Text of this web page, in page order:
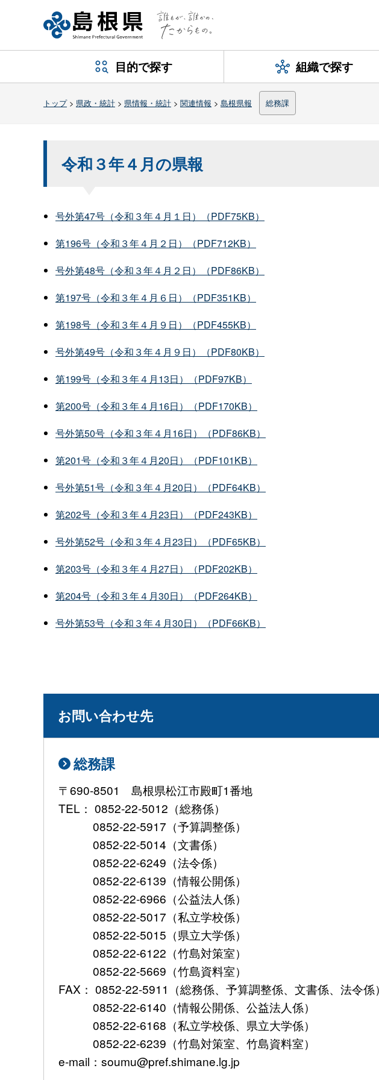
目的で探す 組織で探す
トップ> 県政・統計 > 県情報・統計 > 関連情報 > 島根県報 総務課
令和３年４月の県報
号外第47号（令和３年４月１日）（PDF75KB）
第196号（令和３年４月２日）（PDF712KB）
号外第48号（令和３年４月２日）（PDF86KB）
第197号（令和３年４月６日）（PDF351KB）
第198号（令和３年４月９日）（PDF455KB）
号外第49号（令和３年４月９日）（PDF80KB）
第199号（令和３年４月13日）（PDF97KB）
第200号（令和３年４月16日）（PDF170KB）
号外第50号（令和３年４月16日）（PDF86KB）
第201号（令和３年４月20日）（PDF101KB）
号外第51号（令和３年４月20日）（PDF64KB）
第202号（令和３年４月23日）（PDF243KB）
号外第52号（令和３年４月23日）（PDF65KB）
第203号（令和３年４月27日）（PDF202KB）
第204号（令和３年４月30日）（PDF264KB）
号外第53号（令和３年４月30日）（PDF66KB）
お問い合わせ先
総務課
〒690-8501 島根県松江市殿町1番地
TEL： 0852-22-5012（総務係）
0852-22-5917（予算調整係）
0852-22-5014（文書係）
0852-22-6249（法令係）
0852-22-6139（情報公開係）
0852-22-6966（公益法人係）
0852-22-5017（私立学校係）
0852-22-5015（県立大学係）
0852-22-6122（竹島対策室）
0852-22-5669（竹島資料室）
FAX： 0852-22-5911（総務係、予算調整係、文書係、法令係）
0852-22-6140（情報公開係、公益法人係）
0852-22-6168（私立学校係、県立大学係）
0852-22-6239（竹島対策室、竹島資料室）
e-mail：soumu@pref.shimane.lg.jp